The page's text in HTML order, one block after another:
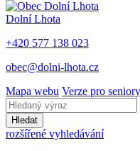
Dolní Lhota
+420 577 138 023
obec@dolni-lhota.cz
Mapa webu Verze pro seniory
Hledat
rozšířené vyhledávání